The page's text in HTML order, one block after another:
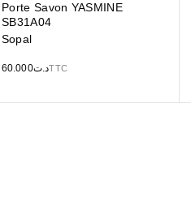
Porte Savon YASMINE
SB31A04
Sopal
د.ت60.000 TTC